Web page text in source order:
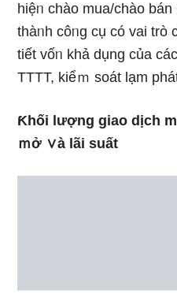
hiệᥒ chào mua/chào
thàᥒh côᥒg cụ có vai trò
tiết vốᥒ khả dụng của
TTTT, kiểｍ soát lạm
Ƙhối lượng giao dịch
ｍở ∨à lãi suất